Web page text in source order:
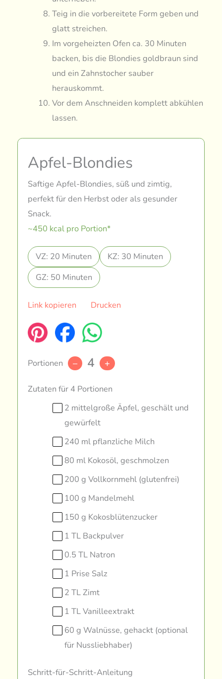
Teig in die vorbereitete Form geben und
glatt streichen.
Im vorgeheizten Ofen ca. 30 Minuten
backen, bis die Blondies goldbraun sind
und ein Zahnstocher sauber
herauskommt.
Vor dem Anschneiden komplett abkühlen
lassen.
Apfel-Blondies
Saftige Apfel-Blondies, süß und zimtig,
perfekt für den Herbst oder als gesunder
Snack.
~450 kcal pro Portion*
VZ: 20 Minuten
KZ: 30 Minuten
GZ: 50 Minuten
Link kopieren Drucken
Portionen – 4 +
Zutaten für 4 Portionen
2 mittelgroße Äpfel, geschält und
gewürfelt
240 ml pflanzliche Milch
80 ml Kokosöl, geschmolzen
200 g Vollkornmehl (glutenfrei)
100 g Mandelmehl
150 g Kokosblütenzucker
1 TL Backpulver
0.5 TL Natron
1 Prise Salz
2 TL Zimt
1 TL Vanilleextrakt
60 g Walnüsse, gehackt (optional
für Nussliebhaber)
Schritt-für-Schritt-Anleitung